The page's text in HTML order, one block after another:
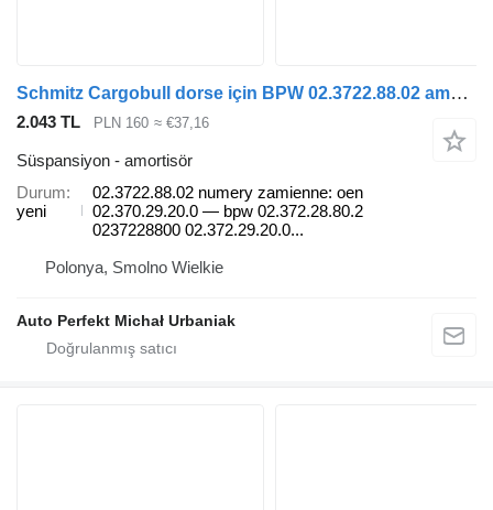
Schmitz Cargobull dorse için BPW 02.3722.88.02 amortisör
2.043 TL PLN 160 ≈ €37,16
Süspansiyon - amortisör
Durum
yeni
02.3722.88.02 numery zamienne: oen
02.370.29.20.0 — bpw 02.372.28.80.2
0237228800 02.372.29.20.0...
Polonya, Smolno Wielkie
Auto Perfekt Michał Urbaniak